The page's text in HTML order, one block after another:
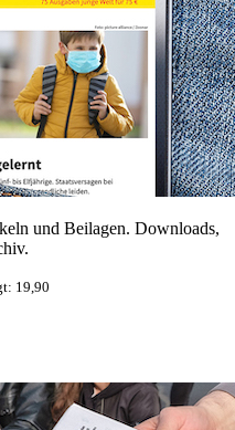
und Beilagen. Downloads,
19,90